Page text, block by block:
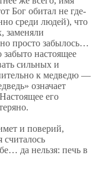
Бог обитал не где-
среди людей), что
заменяли
просто забылось…
настоящее
сильных и
к медведю —
означает
его
и поверий,
да нельзя: печь в